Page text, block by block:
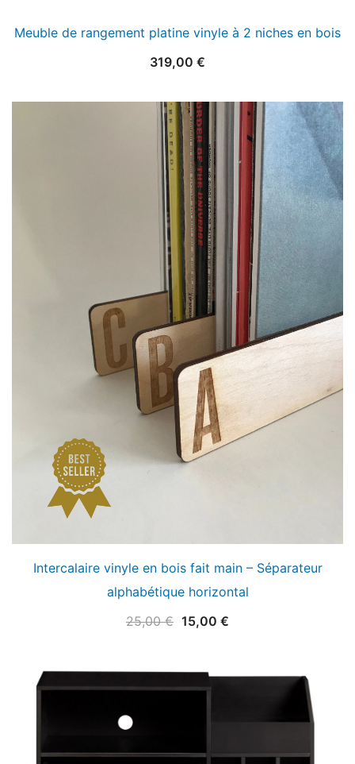
Meuble de rangement platine vinyle à 2 niches en bois
319,00 €
Intercalaire vinyle en bois fait main – Séparateur
alphabétique horizontal
25,00€ Le
15,00 €